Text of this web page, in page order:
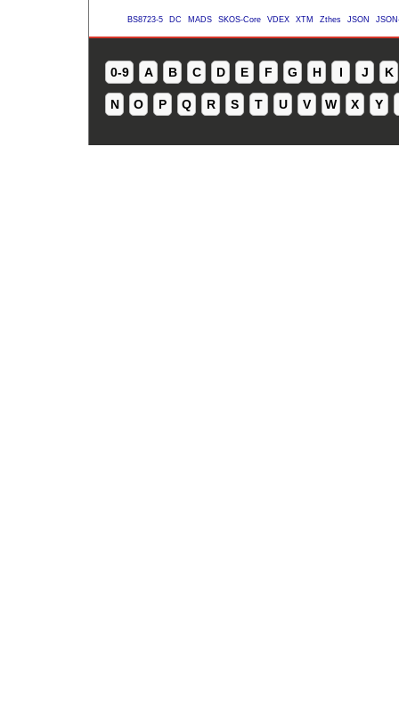
BS8723-5 DC MADS SKOS-Core VDEX XTM Zthes JSON
0-9 A B C D E F G H I J K
N O P Q R S T U V W X Y